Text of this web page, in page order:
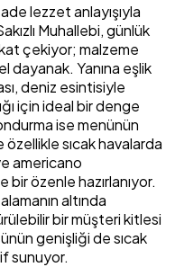
lezzet anlayışıyla
Muhallebi, günlük
çekiyor; malzeme
dayanak. Yanına eşlik
deniz esintisiyle
için ideal bir denge
ise menünün
özellikle sıcak havalarda
americano
özenle hazırlanıyor.
altında
bir müşteri kitlesi
genişliği de sıcak
sunuyor.